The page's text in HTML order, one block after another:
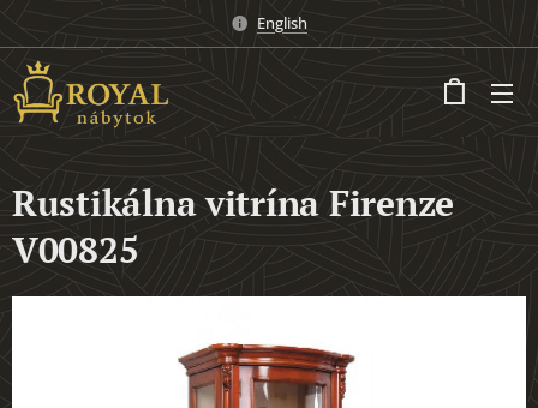
English
Rustikálna vitrína Firenze
V00825